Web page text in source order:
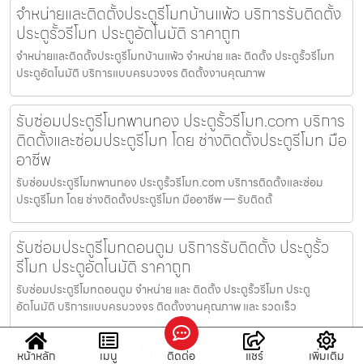
จำหน่ายและติดตั้งประตูรีโมทบ้านแพ้ว บริการรับติดตั้ง
ประตูรั้วรีโมท ประตูอัตโนมัติ ราคาถูก
จำหน่ายและติดตั้งประตูรีโมทบ้านแพ้ว จำหน่าย และ ติดตั้ง ประตูรั้วรีโมท
ประตูอัตโนมัติ บริการแบบครบวงจร ติดตั้งงานคุณภาพ
รับซ่อมประตูรีโมทพานทอง ประตูรั้วรีโมท.com บริการ
ติดตั้งและซ่อมประตูรีโมท โดย ช่างติดตั้งประตูรีโมท มือ
อาชีพ
รับซ่อมประตูรีโมทพานทอง ประตูรั้วรีโมท.com บริการติดตั้งและซ่อม
ประตูรีโมท โดย ช่างติดตั้งประตูรีโมท มืออาชีพ — รับติดตั้
รับซ่อมประตูรีโมทดอนตูม บริการรับติดตั้ง ประตูรั้ว
รีโมท ประตูอัตโนมัติ ราคาถูก
รับซ่อมประตูรีโมทดอนตูม จำหน่าย และ ติดตั้ง ประตูรั้วรีโมท ประตู
อัตโนมัติ บริการแบบครบวงจร ติดตั้งงานคุณภาพ และ รวดเร็ว
ช่างประตูรั้วรีโมทอัตโนมัติคันนายาว บริษัทของเราให้
หน้าหลัก เมนู ติดต่อ แชร์ เพิ่มเติม